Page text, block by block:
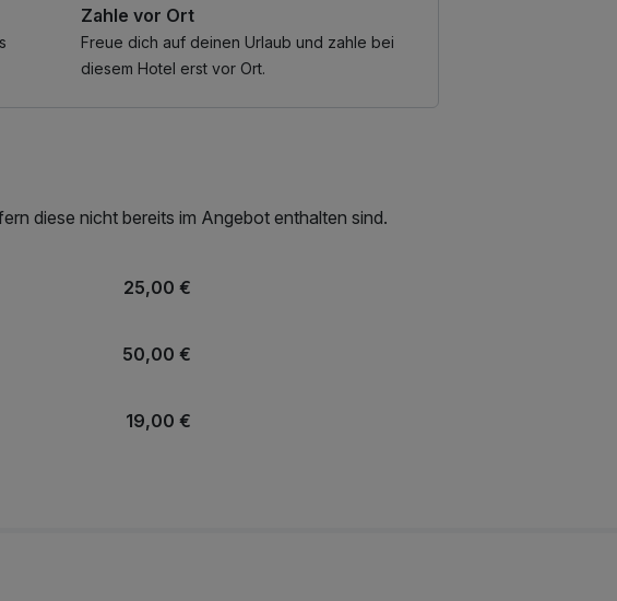
Zahle vor Ort
Freue dich auf deinen Urlaub und zahle bei
diesem Hotel erst vor Ort.
diese nicht bereits im Angebot enthalten sind.
25,00 €
50,00 €
19,00 €